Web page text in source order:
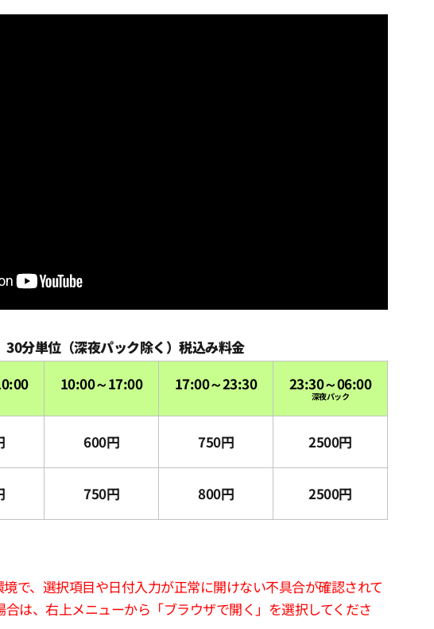
30分単位（深夜パック除く）税込み料金
10:00～17:00 17:00～23:30 23:30～06:00
深夜パック
600円 750円 2500円
750円 800円 2500円
で、選択項目や日付入力が正常に開けない不具合が確認されて
合は、右上メニューから「ブラウザで開く」を選択してくださ